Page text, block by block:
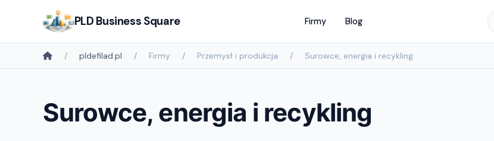
PLD Business Square Firmy Blog
pldefilad.pl Firmy Przemysł i produkcja Surowce, energia i recykling
Surowce, energia i recykling